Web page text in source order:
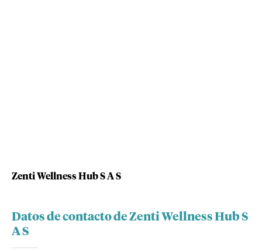
Zenti Wellness Hub S A S
Datos de contacto de Zenti Wellness Hub S
A S